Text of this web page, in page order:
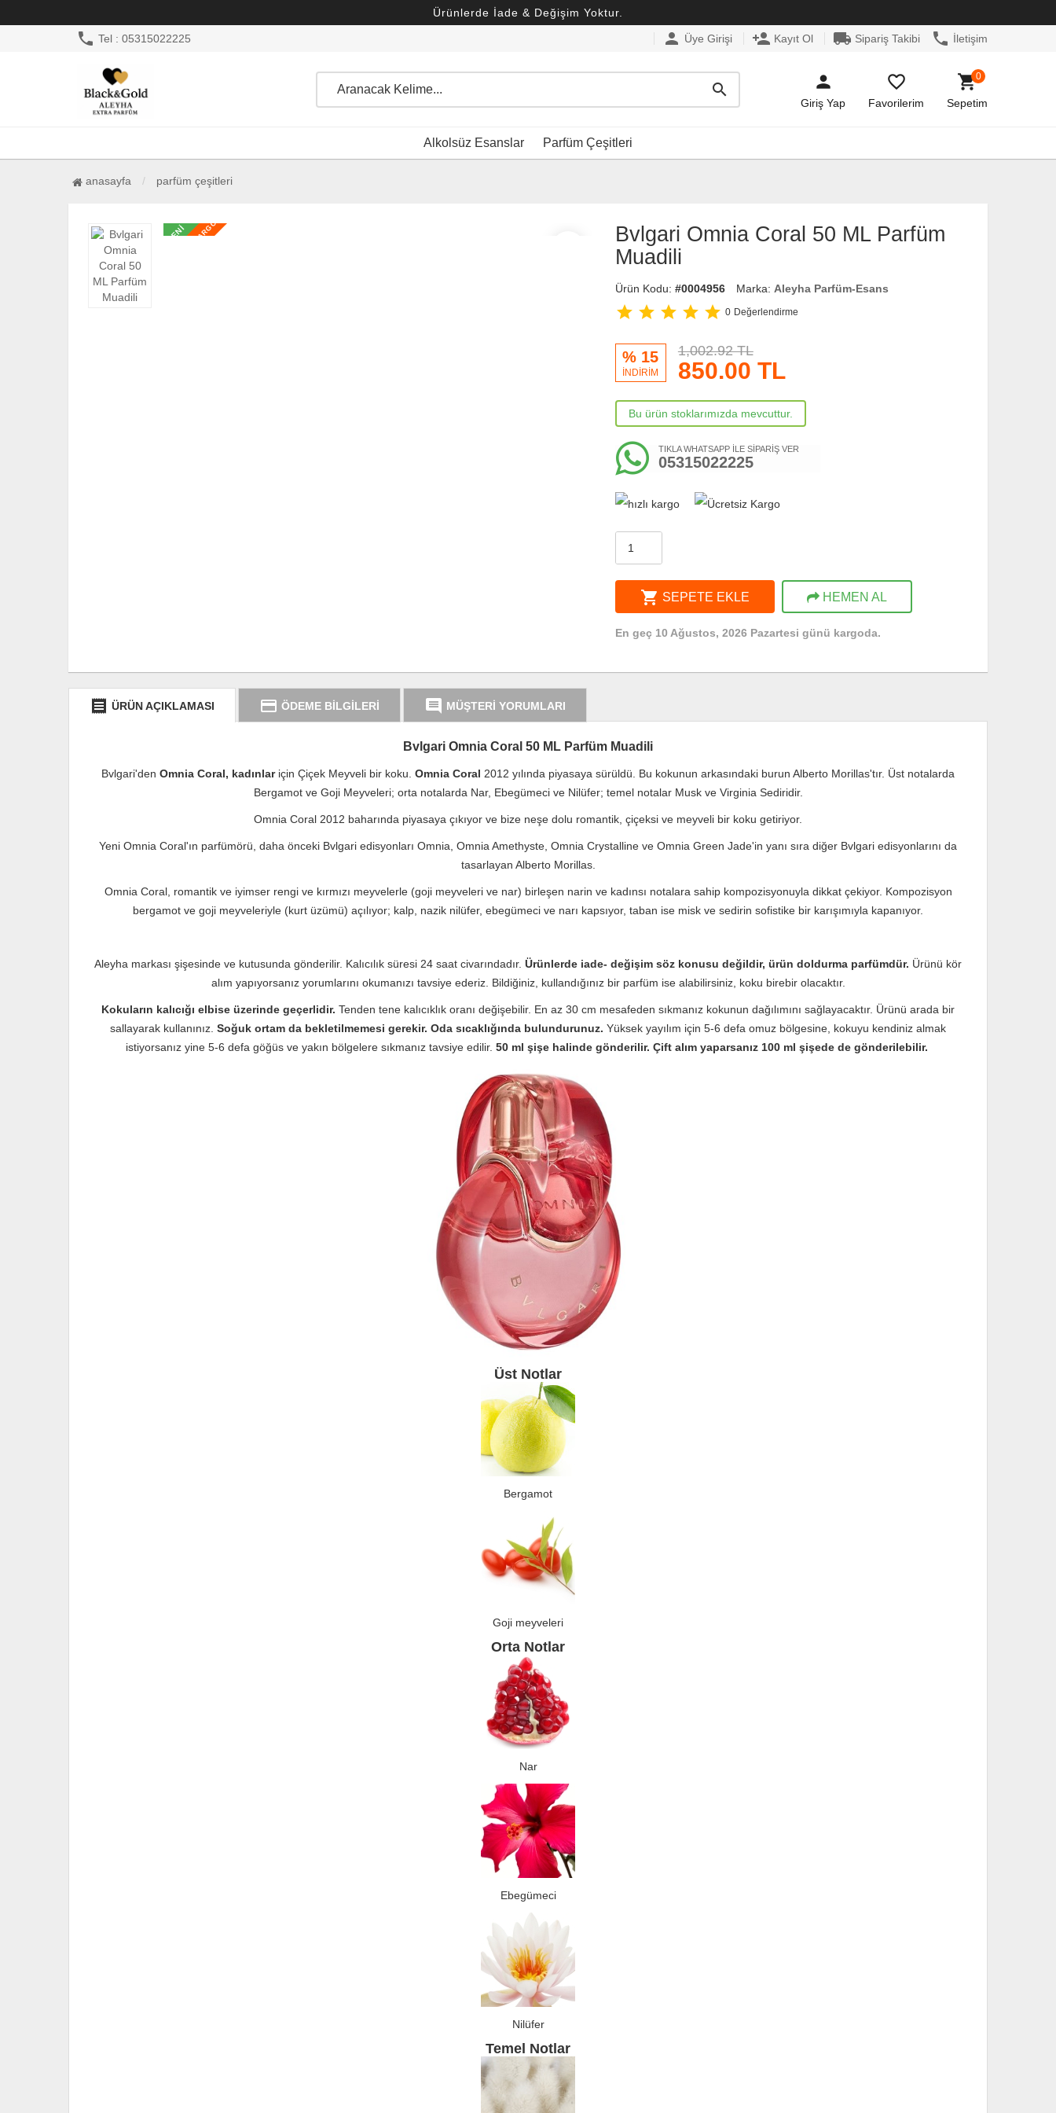
Ürünlerde İade & Değişim Yoktur.
phone Tel : 05315022225 person Üye Girişi person_add Kayıt Ol local_shipping Sipariş Takibi phone İletişim
search person
Giriş Yap
favorite_border
Favorilerim
shopping_cart
Sepetim
0
Alkolsüz Esanslar Parfüm Çeşitleri
anasayfa parfüm çeşitleri
YENİ
ÜCRETSİZ KARGO
YENİ
ÜCRETSİZ KARGO
Bvlgari Omnia Coral 50 ML Parfüm
Muadili
Ürün Kodu: #0004956 Marka: Aleyha Parfüm-Esans
star star star star star 0 Değerlendirme
% 15
İNDİRİM
1,002.92 TL
850.00 TL
Bu ürün stoklarımızda mevcuttur.
TIKLA WHATSAPP İLE SİPARİŞ VER
05315022225
shopping_cart SEPETE EKLE HEMEN AL
En geç 10 Ağustos, 2026 Pazartesi günü kargoda.
receipt ÜRÜN AÇIKLAMASI credit_card ÖDEME BİLGİLERİ comment MÜŞTERİ YORUMLARI
Bvlgari Omnia Coral 50 ML Parfüm Muadili
Bvlgari'den Omnia Coral, kadınlariçin Çiçek Meyveli bir koku. Omnia Coral 2012 yılında piyasaya sürüldü. Bu kokunun arkasındaki burun Alberto Morillas'tır. Üst notalarda
Bergamot ve Goji Meyveleri; orta notalarda Nar, Ebegümeci ve Nilüfer; temel notalar Musk ve Virginia Sediridir.
Omnia Coral 2012 baharında piyasaya çıkıyor ve bize neşe dolu romantik, çiçeksi ve meyveli bir koku getiriyor.
Yeni Omnia Coral'ın parfümörü, daha önceki Bvlgari edisyonları Omnia, Omnia Amethyste, Omnia Crystalline ve Omnia Green Jade'in yanı sıra diğer Bvlgari edisyonlarını da
tasarlayan Alberto Morillas.
Omnia Coral, romantik ve iyimser rengi ve kırmızı meyvelerle (goji meyveleri ve nar) birleşen narin ve kadınsı notalara sahip kompozisyonuyla dikkat çekiyor. Kompozisyon
bergamot ve goji meyveleriyle (kurt üzümü) açılıyor; kalp, nazik nilüfer, ebegümeci ve narı kapsıyor, taban ise misk ve sedirin sofistike bir karışımıyla kapanıyor.
Aleyha markası şişesinde ve kutusunda gönderilir. Kalıcılık süresi 24 saat civarındadır. Ürünlerde iade- değişim söz konusu değildir, ürün doldurma parfümdür. Ürünü kör
alım yapıyorsanız yorumlarını okumanızı tavsiye ederiz. Bildiğiniz, kullandığınız bir parfüm ise alabilirsiniz, koku birebir olacaktır.
Kokuların kalıcığı elbise üzerinde geçerlidir. Tenden tene kalıcıklık oranı değişebilir. En az 30 cm mesafeden sıkmanız kokunun dağılımını sağlayacaktır. Ürünü arada bir
sallayarak kullanınız. Soğuk ortam da bekletilmemesi gerekir. Oda sıcaklığında bulundurunuz. Yüksek yayılım için 5-6 defa omuz bölgesine, kokuyu kendiniz almak
istiyorsanız yine 5-6 defa göğüs ve yakın bölgelere sıkmanız tavsiye edilir. 50 ml şişe halinde gönderilir. Çift alım yaparsanız 100 ml şişede de gönderilebilir.
Üst Notlar
Bergamot
Goji meyveleri
Orta Notlar
Nar
Ebegümeci
Nilüfer
Temel Notlar